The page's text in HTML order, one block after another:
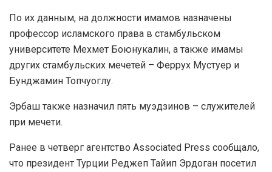
По их данным, на должности имамов назначены
профессор исламского права в стамбульском
университете Мехмет Боюнукалин, а также имамы
других стамбульских мечетей – Феррух Мустуер и
Бунджамин Топчуоглу.
Эрбаш также назначил пять муэдзинов – служителей
при мечети.
Ранее в четверг агентство Associated Press сообщало,
что президент Турции Реджеп Тайип Эрдоган посетил